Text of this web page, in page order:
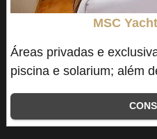
MSC
Áreas privadas e
piscina e solarium; além